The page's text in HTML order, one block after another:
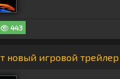
443
новый игровой трейлер